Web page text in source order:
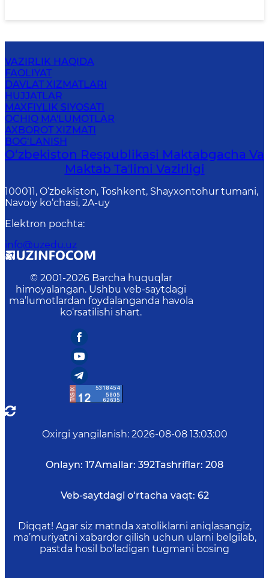
VAZIRLIK HAQIDA
FAOLIYAT
DAVLAT XIZMATLARI
HUJJATLAR
MAXFIYLIK SIYOSATI
OCHIQ MA'LUMOTLAR
AXBOROT XIZMATI
BOG‘LANISH
O‘zbekiston Respublikasi Maktabgacha Va
Maktab Taʼlimi Vazirligi
100011, O‘zbekiston, Toshkent, Shayxontohur tumani,
Navoiy ko‘chasi, 2A-uy
Elektron pochta:
info@uzedu.uz
© 2001-2026 Barcha huquqlar
himoyalangan. Ushbu veb-saytdagi
ma’lumotlardan foydalanganda havola
ko‘rsatilishi shart.
Oxirgi yangilanish: 2026-08-08 13:03:00
Onlayn: 17Amallar: 392Tashriflar: 208
Veb-saytdagi o‘rtacha vaqt: 62
Diqqat! Agar siz matnda xatoliklarni aniqlasangiz,
ma’muriyatni xabardor qilish uchun ularni belgilab,
pastda hosil bo‘ladigan tugmani bosing